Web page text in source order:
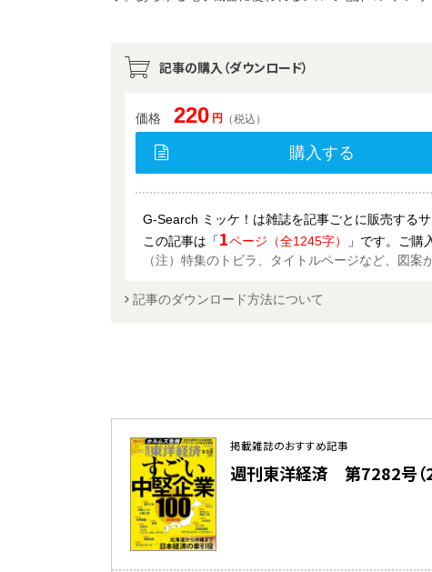
記事の購入（ダウンロード）
価格 220 円 （税込）
購入する
G-Search ミッケ！は雑誌を記事ごとに販売するサ
この記事は「1ページ（全1245字）
」です。ご購
（注）特集のトビラ、タイトルページなど、図案
記事のダウンロード方法について
掲載雑誌のおすすめ記事
週刊東洋経済 第7282号（